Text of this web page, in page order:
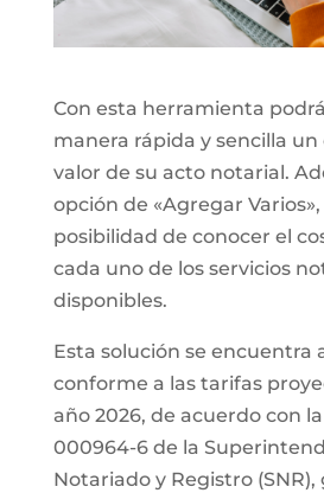
Con esta herramienta
manera rápida y sencilla
valor de su acto notarial.
opción de «Agregar
posibilidad de conocer el
cada uno de los servicios
disponibles.
Esta solución se encuentra
conforme a las tarifas
año 2026, de acuerdo con
000964-6 de la
Notariado y Registro